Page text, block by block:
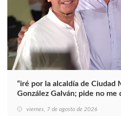
“iré por la alcaldía de Ciudad
González Galván; pide no me
viernes, 7 de agosto de 2026